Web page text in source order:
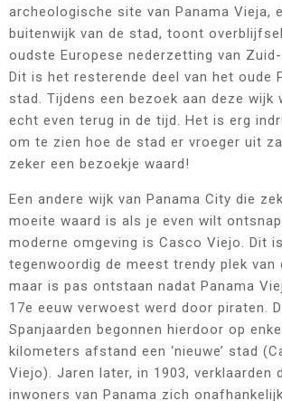
archeologische site van Panama Vieja,
buitenwijk van de stad, toont
oudste Europese nederzetting van
Dit is het resterende deel van het oude
stad. Tijdens een bezoek aan deze wijk
echt even terug in de tijd. Het is erg
om te zien hoe de stad er vroeger uit
zeker een bezoekje waard!
Een andere wijk van Panama City die
moeite waard is als je even wilt
moderne omgeving is Casco Viejo. Dit is
tegenwoordig de meest trendy plek van
maar is pas ontstaan nadat Panama
17e eeuw verwoest werd door piraten.
Spanjaarden begonnen hierdoor op
kilometers afstand een ‘nieuwe’ stad
Viejo). Jaren later, in 1903, verklaarden
inwoners van Panama zich